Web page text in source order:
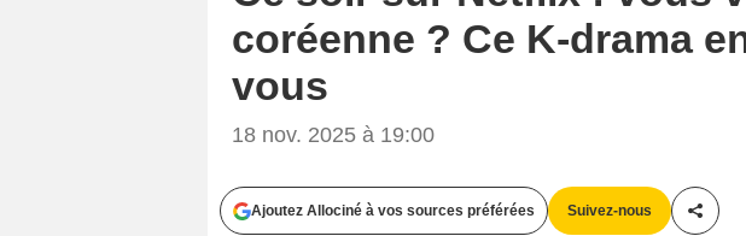
coréenne ? Ce K-drama
vous
18 nov. 2025 à 19:00
Ajoutez Allociné à vos sources préférées Suivez-nous